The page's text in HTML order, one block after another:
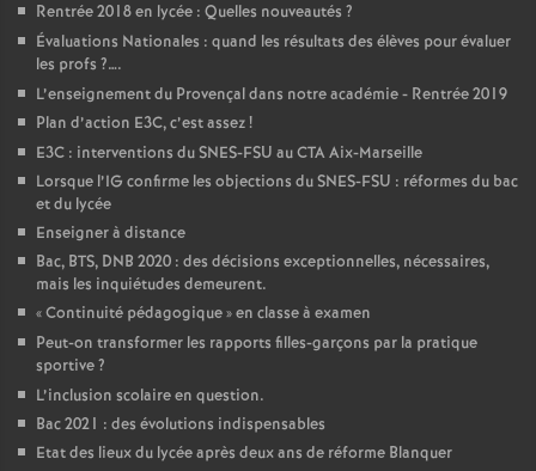
Rentrée 2018 en lycée : Quelles nouveautés ?
Évaluations Nationales : quand les résultats des élèves pour évaluer
les profs ?….
L’enseignement du Provençal dans notre académie - Rentrée 2019
Plan d’action E3C, c’est assez!
E3C : interventions du SNES-FSU au CTA Aix-Marseille
Lorsque l’IG confirme les objections du SNES-FSU : réformes du bac
et du lycée
Enseigner à distance
Bac, BTS, DNB 2020 : des décisions exceptionnelles, nécessaires,
mais les inquiétudes demeurent.
«Continuité pédagogique» en classe à examen
Peut-on transformer les rapports filles-garçons par la pratique
sportive?
L’inclusion scolaire en question.
Bac 2021 : des évolutions indispensables
Etat des lieux du lycée après deux ans de réforme Blanquer